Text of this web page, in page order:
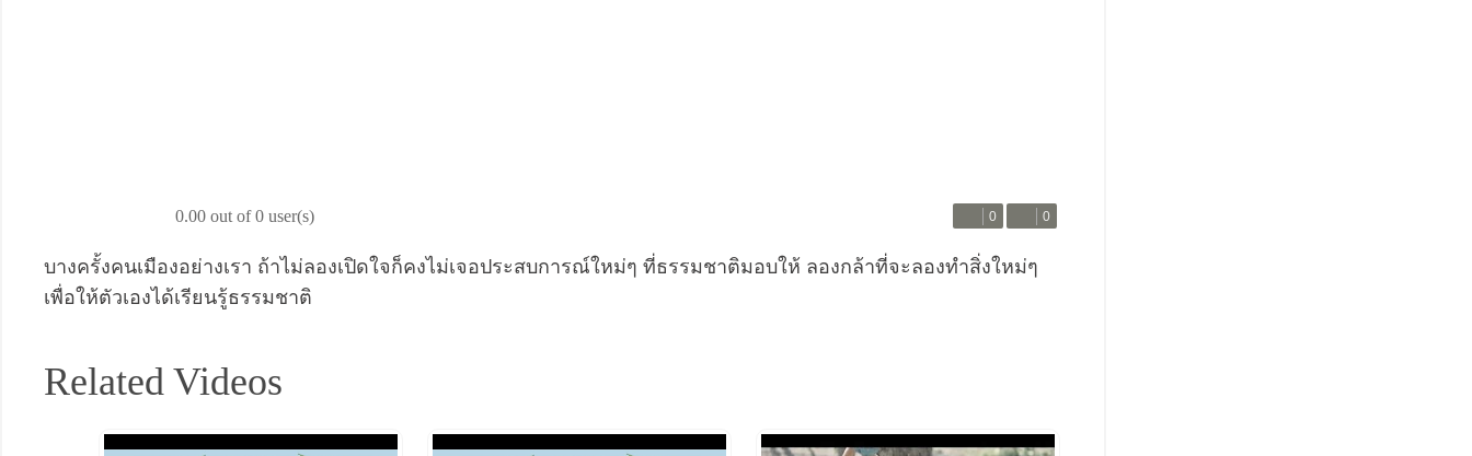
0.00 out of 0 user(s) 0 0
บางครั้งคนเมืองอย่างเรา ถ้าไม่ลองเปิดใจก็คงไม่เจอประสบการณ์ใหม่ๆ ที่ธรรมชาติมอบให้ ลองกล้าที่จะลองทำสิ่งใหม่ๆ
เพื่อให้ตัวเองได้เรียนรู้ธรรมชาติ
Related Videos